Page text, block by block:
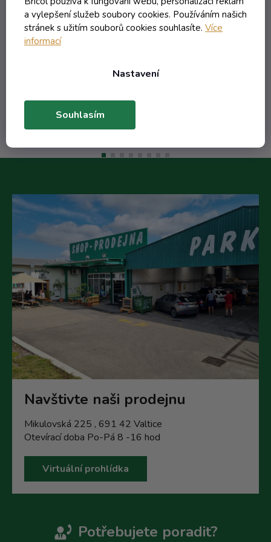
a vylepšení služeb soubory cookies. Používáním našich
stránek s užitím souborů cookies souhlasíte. Více
informací
Nastavení
Souhlasím
13,84 Kč včetně DPH
Navštivte naši prodejnu
Mikulovská 225 , 691 42 Valtice
Otevírací doba Po-Pá 8 -16 hod
Virtuální prohlídka
Potřebujete poradit?